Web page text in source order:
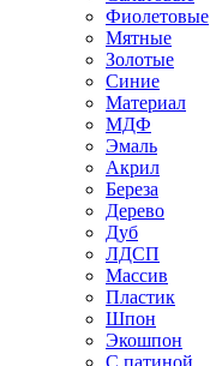
Фиолетовые
Мятные
Золотые
Синие
Материал
МДФ
Эмаль
Акрил
Береза
Дерево
Дуб
ЛДСП
Массив
Пластик
Шпон
Экошпон
С патиной